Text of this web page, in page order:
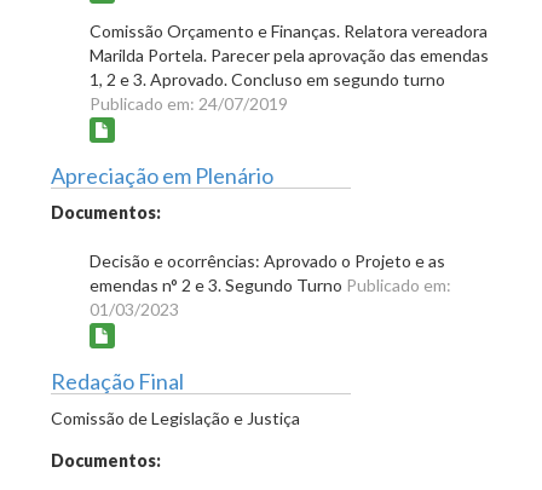
Comissão Orçamento e Finanças. Relatora vereadora
Marilda Portela. Parecer pela aprovação das emendas
1, 2 e 3. Aprovado. Concluso em segundo turno
Publicado em: 24/07/2019
Apreciação em Plenário
Documentos:
Decisão e ocorrências: Aprovado o Projeto e as
emendas n° 2 e 3. Segundo Turno Publicado em:
01/03/2023
Redação Final
Comissão de Legislação e Justiça
Documentos: